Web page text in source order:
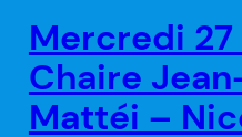
Mercredi
Chaire
Mattéi –